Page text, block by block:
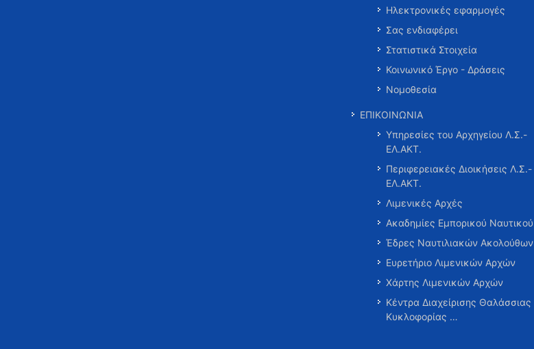
Ηλεκτρονικές εφαρμογές
Σας ενδιαφέρει
Στατιστικά Στοιχεία
Κοινωνικό Έργο - Δράσεις
Νομοθεσία
ΕΠΙΚΟΙΝΩΝΙΑ
Υπηρεσίες του Αρχηγείου Λ.Σ.-
ΕΛ.ΑΚΤ.
Περιφερειακές Διοικήσεις Λ.Σ.-
ΕΛ.ΑΚΤ.
Λιμενικές Αρχές
Ακαδημίες Εμπορικού Ναυτικού
Έδρες Ναυτιλιακών Ακολούθων
Ευρετήριο Λιμενικών Αρχών
Χάρτης Λιμενικών Αρχών
Κέντρα Διαχείρισης Θαλάσσιας
Κυκλοφορίας …